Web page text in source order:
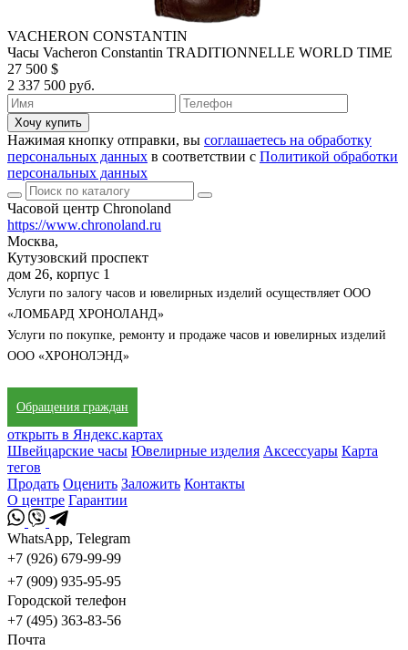
VACHERON CONSTANTIN
Часы Vacheron Constantin TRADITIONNELLE WORLD TIME
27 500 $
2 337 500 руб.
Хочу купить
Нажимая кнопку отправки, вы соглашаетесь на обработку
персональных данных в соответствии с Политикой обработки
персональных данных
Часовой центр Chronoland
https://www.chronoland.ru
Москва,
Кутузовский проспект
дом 26, корпус 1
Услуги по залогу часов и ювелирных изделий осуществляет ООО
«ЛОМБАРД ХРОНОЛАНД»
Услуги по покупке, ремонту и продаже часов и ювелирных изделий
ООО «ХРОНОЛЭНД»
Обращения граждан
открыть в Яндекс.картах
Швейцарские часы Ювелирные изделия Аксессуары Карта
тегов
Продать Оценить Заложить Контакты
О центре Гарантии
WhatsApp, Telegram
+7 (926) 679-99-99
+7 (909) 935-95-95
Городской телефон
+7 (495) 363-83-56
Почта